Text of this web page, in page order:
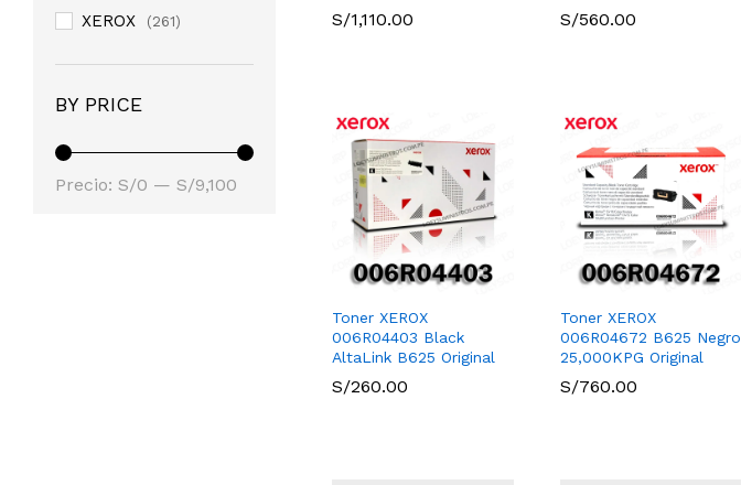
S/1,110.00
S/1,110.00 S/560.00
S/560.00
Toner XEROX
006R04403 Black
AltaLink B625 Original
S/260.00
S/260.00
Toner XEROX
006R04672 B625 Negro
25,000KPG Original
S/760.00
S/760.00
XEROX (261)
BY PRICE
Precio: S/0 — S/9,100